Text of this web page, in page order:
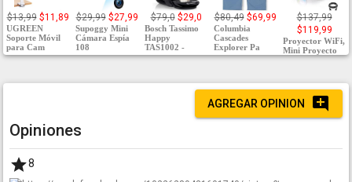
$13,99 $11,89
UGREEN
Soporte Móvil
para Cam
$29,99 $27,99
Supoggy Mini
Cámara Espía
108
$79,0 $29,0
Bosch Tassimo
Happy
TAS1002 -
$80,49 $69,99
Columbia
Cascades
Explorer Pa
$137,99
$119,99
Proyector WiFi,
Mini Proyecto
AGREGAR OPINION
Opiniones
8